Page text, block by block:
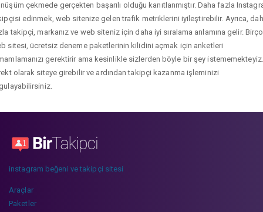
çekmede gerçekten başarılı olduğu kanıtlanmıştır. Daha fazla
edinmek, web sitenize gelen trafik metriklerini iyileştirebilir. Ayrıca,
takipçi, markanız ve web siteniz için daha iyi sıralama anlamına gelir.
sitesi, ücretsiz deneme paketlerinin kilidini açmak için anketleri
gerektirir ama kesinlikle sizlerden böyle bir şey istememekteyiz.
olarak siteye girebilir ve ardından takipçi kazanma işleminizi
instagram beğeni ve takipçi sitesi
Araçlar
Paketler